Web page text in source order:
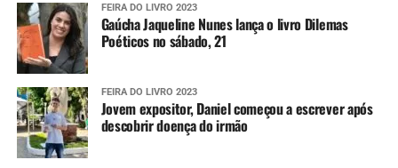
Para aumentar o nível de prevenção, as pessoas podem se
cadastrar para receberem os alertas meteorológicos da
Defesa Civil estadual. Para isso, é necessário enviar o CEP
da localidade por SMS para o número 40199. Em seguida,
uma confirmação é enviada, tornando o número
disponível para receber as informações sempre que elas
forem divulgadas.
FEIRA DO LIVRO 2023
Gaúcha Jaqueline Nunes lança o livro Dilemas
Poéticos no sábado, 21
FEIRA DO LIVRO 2023
Jovem expositor, Daniel começou a escrever após
descobrir doença do irmão